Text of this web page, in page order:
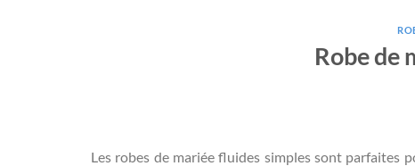
Robe de
Les robes de mariée fluides simples sont parfaites